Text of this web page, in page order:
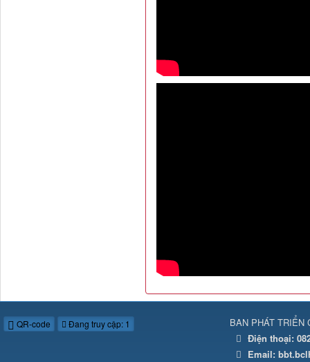
QR-code Đang truy cập: 1
BAN PHÁT TRIỂN
Điện thoại:
Email: